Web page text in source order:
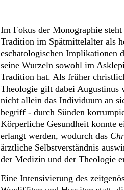
Im Fokus der Monographie
Tradition im Spätmittelalter als
eschatologischen Implikationen
seine Wurzeln sowohl im
Tradition hat. Als früher
Theologie gilt dabei Augustinus
nicht allein das Individuum an
begriff - durch Sünden
Körperliche Gesundheit konnte
erlangt werden, wodurch das
ärztliche Selbstverständnis
der Medizin und der Theologie
Eine Intensivierung des